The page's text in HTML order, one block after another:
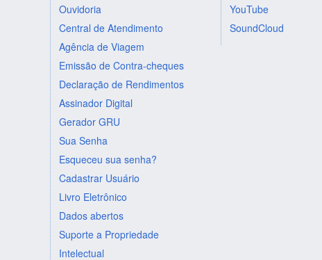
Ouvidoria
Central de Atendimento
Agência de Viagem
Emissão de Contra-cheques
Declaração de Rendimentos
Assinador Digital
Gerador GRU
Sua Senha
Esqueceu sua senha?
Cadastrar Usuário
Livro Eletrônico
Dados abertos
Suporte a Propriedade
Intelectual
YouTube
SoundCloud